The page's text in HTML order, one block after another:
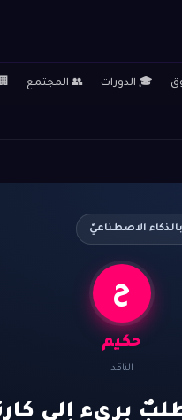
🎓 الدورات 👥 المجتمع
الاصطناعيّ
ح
حكيم
الناقد